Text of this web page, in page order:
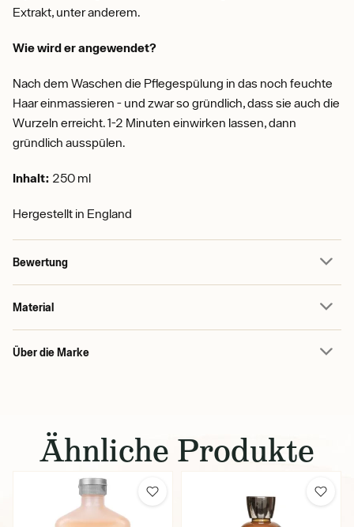
Extrakt, unter anderem.
Wie wird er angewendet?
Nach dem Waschen die Pflegespülung in das noch feuchte
Haar einmassieren - und zwar so gründlich, dass sie auch die
Wurzeln erreicht. 1-2 Minuten einwirken lassen, dann
gründlich ausspülen.
Inhalt: 250 ml
Hergestellt in England
Bewertung
Material
Über die Marke
Ähnliche Produkte